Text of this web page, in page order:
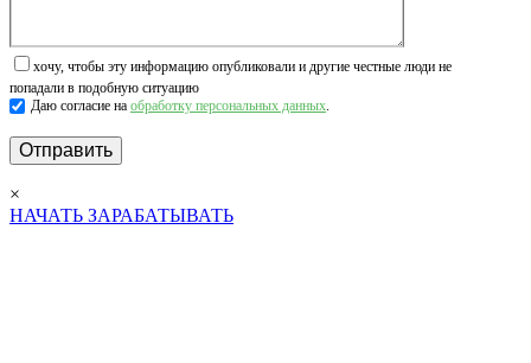
хочу, чтобы эту информацию опубликовали и другие честные люди не
попадали в подобную ситуацию
Даю согласие на обработку персональных данных.
×
НАЧАТЬ ЗАРАБАТЫВАТЬ